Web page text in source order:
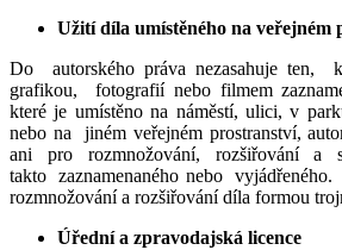
Užití díla umístěného na veřejném
Do autorského práva nezasahuje ten,
grafikou, fotografií nebo filmem
které je umístěno na náměstí, ulici, v
nebo na jiném veřejném prostranství,
ani pro rozmnožování, rozšiřování a
takto zaznamenaného nebo
rozmnožování a rozšiřování díla formou
Úřední a zpravodajská licence